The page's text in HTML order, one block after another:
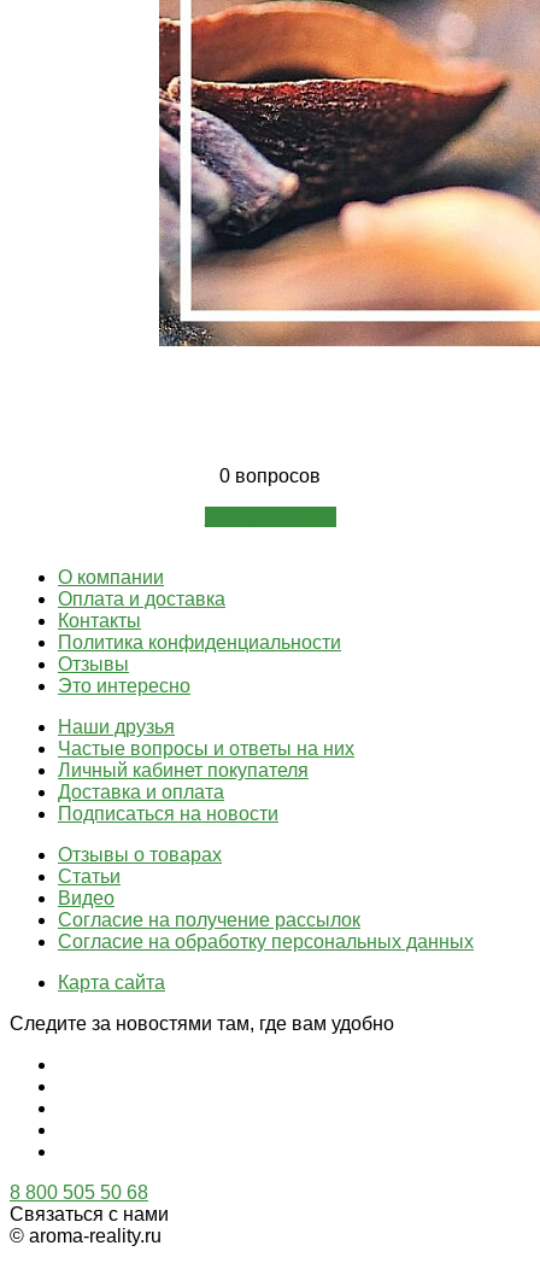
0 вопросов
О компании
Оплата и доставка
Контакты
Политика конфиденциальности
Отзывы
Это интересно
Наши друзья
Частые вопросы и ответы на них
Личный кабинет покупателя
Доставка и оплата
Подписаться на новости
Отзывы о товарах
Статьи
Видео
Согласие на получение рассылок
Согласие на обработку персональных данных
Карта сайта
Следите за новостями там, где вам удобно
8 800 505 50 68
Связаться с нами
© aroma-reality.ru